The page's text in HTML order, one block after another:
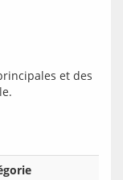
et des